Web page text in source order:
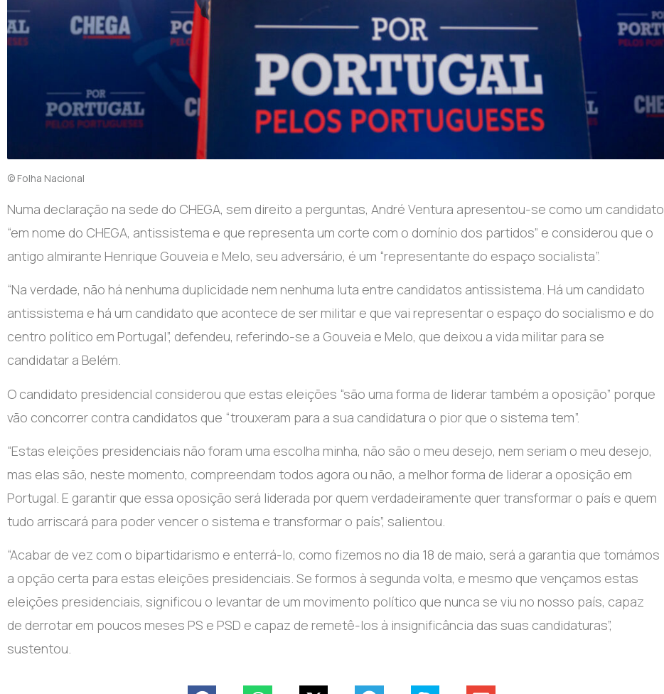
© Folha Nacional
Numa declaração na sede do CHEGA, sem direito a perguntas, André Ventura apresentou-se como um candidato
“em nome do CHEGA, antissistema e que representa um corte com o domínio dos partidos” e considerou que o
antigo almirante Henrique Gouveia e Melo, seu adversário, é um “representante do espaço socialista”.
“Na verdade, não há nenhuma duplicidade nem nenhuma luta entre candidatos antissistema. Há um candidato
antissistema e há um candidato que acontece de ser militar e que vai representar o espaço do socialismo e do
centro político em Portugal”, defendeu, referindo-se a Gouveia e Melo, que deixou a vida militar para se
candidatar a Belém.
O candidato presidencial considerou que estas eleições “são uma forma de liderar também a oposição” porque
vão concorrer contra candidatos que “trouxeram para a sua candidatura o pior que o sistema tem”.
“Estas eleições presidenciais não foram uma escolha minha, não são o meu desejo, nem seriam o meu desejo,
mas elas são, neste momento, compreendam todos agora ou não, a melhor forma de liderar a oposição em
Portugal. E garantir que essa oposição será liderada por quem verdadeiramente quer transformar o país e quem
tudo arriscará para poder vencer o sistema e transformar o país”, salientou.
“Acabar de vez com o bipartidarismo e enterrá-lo, como fizemos no dia 18 de maio, será a garantia que tomámos
a opção certa para estas eleições presidenciais. Se formos à segunda volta, e mesmo que vençamos estas
eleições presidenciais, significou o levantar de um movimento político que nunca se viu no nosso país, capaz
de derrotar em poucos meses PS e PSD e capaz de remetê-los à insignificância das suas candidaturas”,
sustentou.